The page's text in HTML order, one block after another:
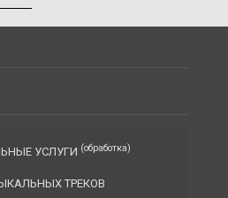
УСЛУГИ (обработка)
ТРЕКОВ